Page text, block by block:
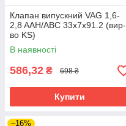
Клапан випускний VAG 1,6-
2,8 AAH/ABC 33x7x91.2 (вир-
во KS)
В наявності
586,32 ₴ 698 ₴
Купити
–16%